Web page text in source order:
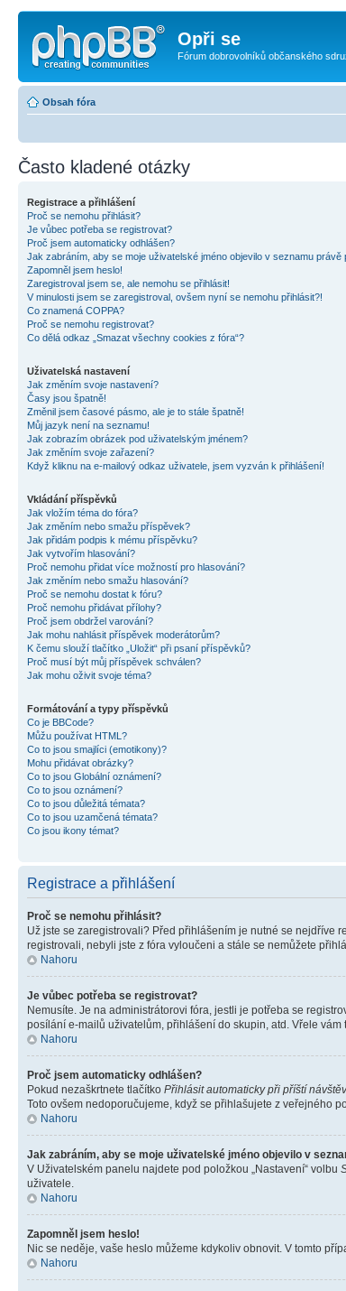
Opři se
Fórum dobrovolníků občanského
Obsah fóra
Často kladené otázky
Registrace a přihlášení
Proč se nemohu přihlásit?
Je vůbec potřeba se registrovat?
Proč jsem automaticky odhlášen?
Jak zabráním, aby se moje uživatelské jméno objevilo v seznamu právě
Zapomněl jsem heslo!
Zaregistroval jsem se, ale nemohu se přihlásit!
V minulosti jsem se zaregistroval, ovšem nyní se nemohu přihlásit?!
Co znamená COPPA?
Proč se nemohu registrovat?
Co dělá odkaz „Smazat všechny cookies z fóra“?
Uživatelská nastavení
Jak změním svoje nastavení?
Časy jsou špatně!
Změnil jsem časové pásmo, ale je to stále špatně!
Můj jazyk není na seznamu!
Jak zobrazím obrázek pod uživatelským jménem?
Jak změním svoje zařazení?
Když kliknu na e-mailový odkaz uživatele, jsem vyzván k přihlášení!
Vkládání příspěvků
Jak vložím téma do fóra?
Jak změním nebo smažu příspěvek?
Jak přidám podpis k mému příspěvku?
Jak vytvořím hlasování?
Proč nemohu přidat více možností pro hlasování?
Jak změním nebo smažu hlasování?
Proč se nemohu dostat k fóru?
Proč nemohu přidávat přílohy?
Proč jsem obdržel varování?
Jak mohu nahlásit příspěvek moderátorům?
K čemu slouží tlačítko „Uložit“ při psaní příspěvků?
Proč musí být můj příspěvek schválen?
Jak mohu oživit svoje téma?
Formátování a typy příspěvků
Co je BBCode?
Můžu používat HTML?
Co to jsou smajlíci (emotikony)?
Mohu přidávat obrázky?
Co to jsou Globální oznámení?
Co to jsou oznámení?
Co to jsou důležitá témata?
Co to jsou uzamčená témata?
Co jsou ikony témat?
Registrace a přihlášení
Proč se nemohu přihlásit?
Už jste se zaregistrovali? Před přihlášením je nutné se nejdříve
registrovali, nebyli jste z fóra vyloučeni a stále se nemůžete
Nahoru
Je vůbec potřeba se registrovat?
Nemusíte. Je na administrátorovi fóra, jestli je potřeba se
posílání e-mailů uživatelům, přihlášení do skupin, atd. Vřele
Nahoru
Proč jsem automaticky odhlášen?
Pokud nezaškrtnete tlačítko Přihlásit automaticky při příští
Toto ovšem nedoporučujeme, když se přihlašujete z veřejného
Nahoru
Jak zabráním, aby se moje uživatelské jméno objevilo v
V Uživatelském panelu najdete pod položkou „Nastavení“ volbu
uživatele.
Nahoru
Zapomněl jsem heslo!
Nic se neděje, vaše heslo můžeme kdykoliv obnovit. V tomto
Nahoru